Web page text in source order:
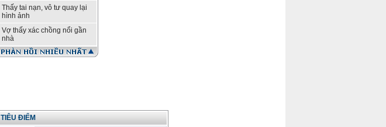
Thấy tai nạn, vô tư quay lại
hình ảnh
Vợ thấy xác chồng nổi gần
nhà
TIÊU ĐIỂM